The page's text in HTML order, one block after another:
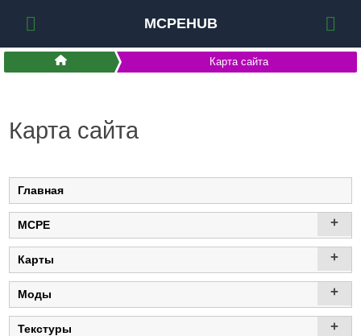
MCPEHUB
Карта сайта
Карта сайта
Главная
MCPE +
Карты +
Моды +
Текстуры +